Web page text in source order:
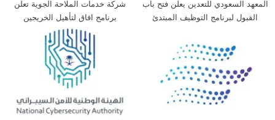
المعهد السعودي للتعدين يعلن فتح باب
القبول لبرنامج التوظيف المبتدئ
شركة خدمات الملاحة الجوية تعلن
برنامج افاق لتأهيل الخريجين